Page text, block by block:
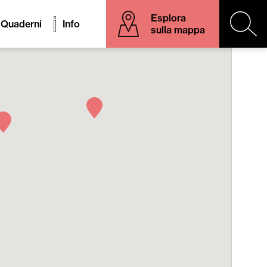
Quaderni Info
Esplora
sulla mappa